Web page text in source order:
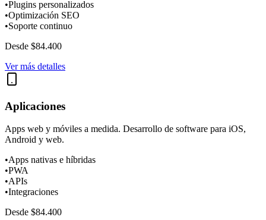
•Plugins personalizados
•Optimización SEO
•Soporte continuo
Desde $84.400
Ver más detalles
Aplicaciones
Apps web y móviles a medida. Desarrollo de software para iOS,
Android y web.
•Apps nativas e híbridas
•PWA
•APIs
•Integraciones
Desde $84.400